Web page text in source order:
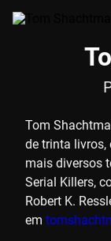
Tom
de trinta livros,
mais diversos
Serial Killers,
Robert K.
em